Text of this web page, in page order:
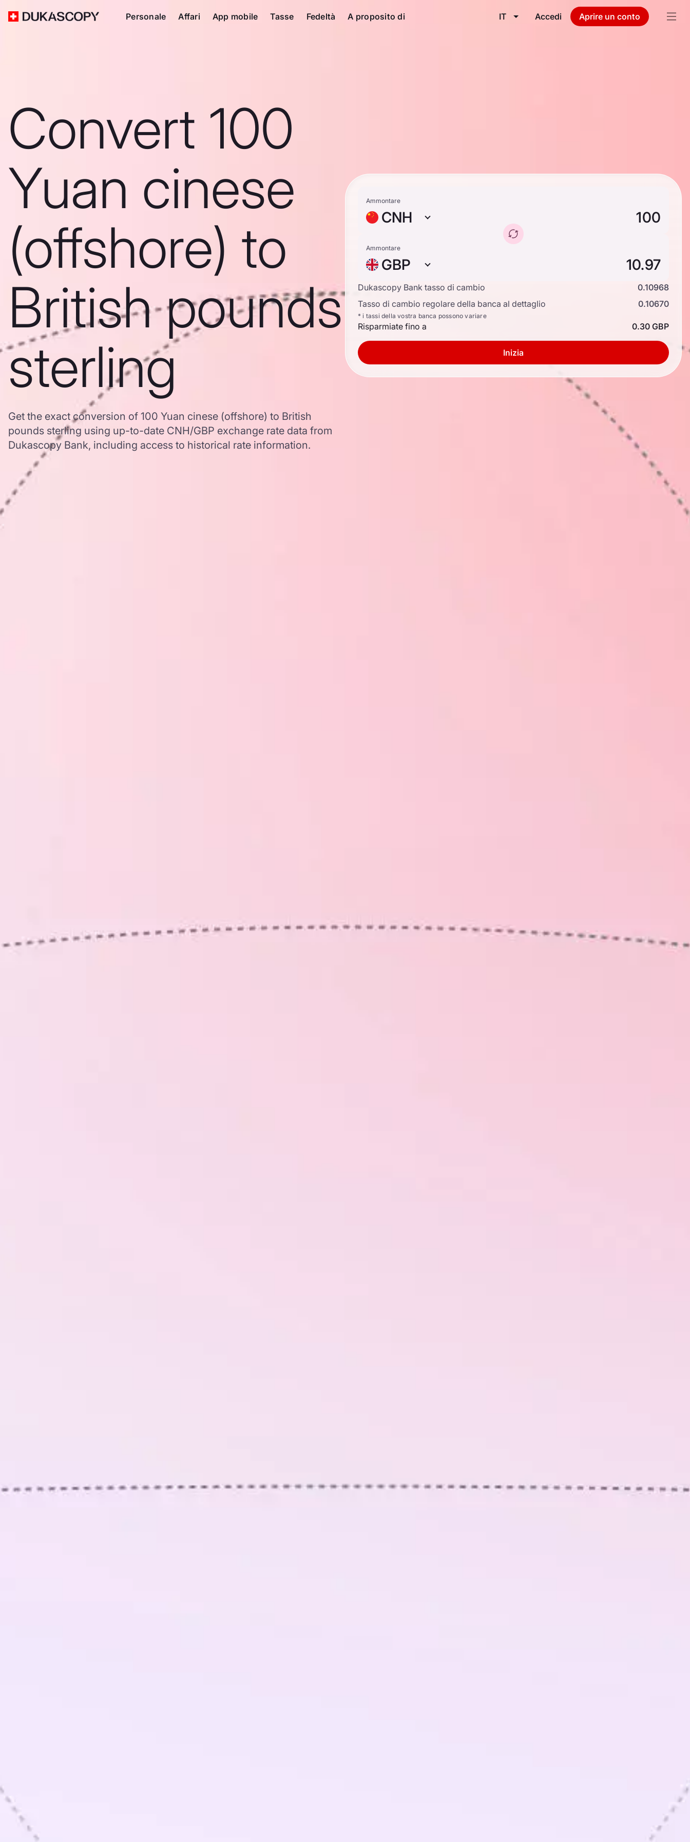
Personale Affari App mobile Tasse Fedeltà A proposito di IT Accedi Aprire un conto
Convert 100
Yuan cinese
(offshore) to
British pounds
sterling
Get the exact conversion of 100 Yuan cinese (offshore) to British
pounds sterling using up-to-date CNH/GBP exchange rate data from
Dukascopy Bank, including access to historical rate information.
Ammontare
CNH
Ammontare
GBP
Dukascopy Bank tasso di cambio
0.10968
Tasso di cambio regolare della banca al dettaglio
0.10670
* i tassi della vostra banca possono variare
Risparmiate fino a 0.30 GBP
Inizia